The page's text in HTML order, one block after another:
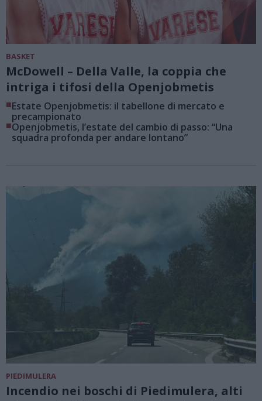
BASKET
McDowell – Della Valle, la coppia che
intriga i tifosi della Openjobmetis
■Estate Openjobmetis: il tabellone di mercato e
precampionato
■Openjobmetis, l’estate del cambio di passo: “Una
squadra profonda per andare lontano”
PIEDIMULERA
Incendio nei boschi di Piedimulera, alti